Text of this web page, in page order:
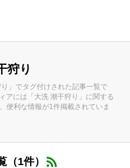
狩り
り」でタグ付けされた記事一覧で
アには「大洗 潮干狩り」に関する
便利な情報が1件掲載されていま
（1件）